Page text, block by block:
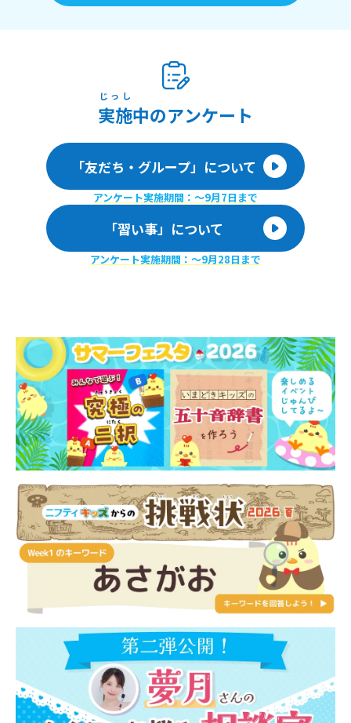
実施
じっし
中のアンケート
「友だち・グループ」について
アンケート実施期間：〜9月7日まで
「習い事」について
アンケート実施期間：〜9月28日まで